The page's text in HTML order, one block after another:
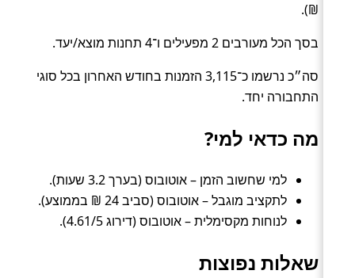
₪).
בסך הכל מעורבים 2 מפעילים ו־4 תחנות מוצא/יעד.
סה״כ נרשמו כ־3,115 הזמנות בחודש האחרון בכל סוגי
התחבורה יחד.
מה כדאי למי?
למי שחשוב הזמן – אוטובוס (בערך 3.2 שעות).
לתקציב מוגבל – אוטובוס (סביב 24 ₪ בממוצע).
לנוחות מקסימלית – אוטובוס (דירוג 4.61/5).
שאלות נפוצות